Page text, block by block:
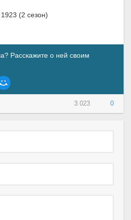
(2 сезон)
Расскажите о ней своим
3 023 0